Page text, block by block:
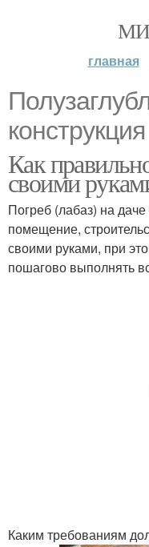
главная
конструкция
Как
своими
Погреб (лабаз) на
помещение,
своими руками, при
пошагово выполнять
Каким требованиям